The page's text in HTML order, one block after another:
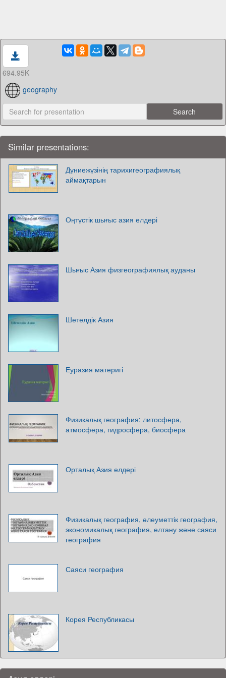
694.95K
geography
Similar presentations:
Дүниежүзінің тарихигеографиялық
аймақтарын
Оңтүстік шығыс азия елдері
Шығыс Азия физгеографиялық ауданы
Шетелдік Азия
Еуразия материгі
Физикалық география: литосфера,
атмосфера, гидросфера, биосфера
Орталық Азия елдері
Физикалық география, әлеуметтік география,
экономикалық география, елтану және саяси
география
Саяси география
Корея Республикасы